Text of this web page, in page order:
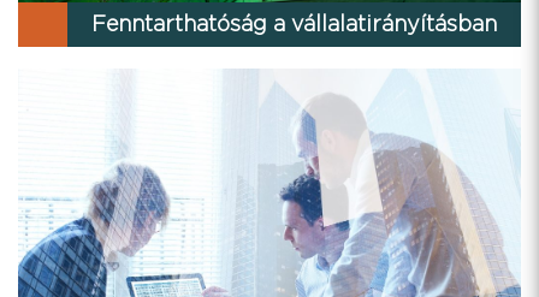
Fenntarthatóság a vállalatirányításban